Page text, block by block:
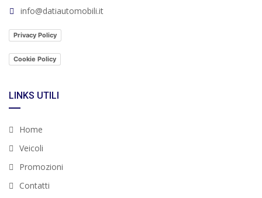
info@datiautomobili.it
Privacy Policy
Cookie Policy
LINKS UTILI
Home
Veicoli
Promozioni
Contatti